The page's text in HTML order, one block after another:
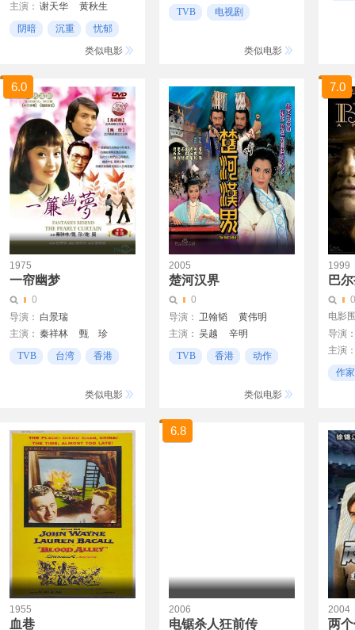
主演： 谢天华
黄秋生
吴镇宇
黄日华
陈法拉
阴暗 沉重
忧郁
类似电影
TVB
电视剧
类似电影
6.0
1975
一帘幽梦
0
导演： 白景瑞
主演： 秦祥林
甄 珍
谢 贤
TVB 台湾 香港
类似电影
2005
楚河汉界
0
导演： 卫翰韬
黄伟明
主演： 吴越
辛明
陈玉莲
沈保平
付斌
TVB 香港 动作
类似电影
7.0
1999
巴
0
电影
导演
卓希·
主演
让娜·
Katja
玛丽
塞吉
热拉
作家
1955
血巷
6.8
2006
电锯杀人狂前传
2004
两